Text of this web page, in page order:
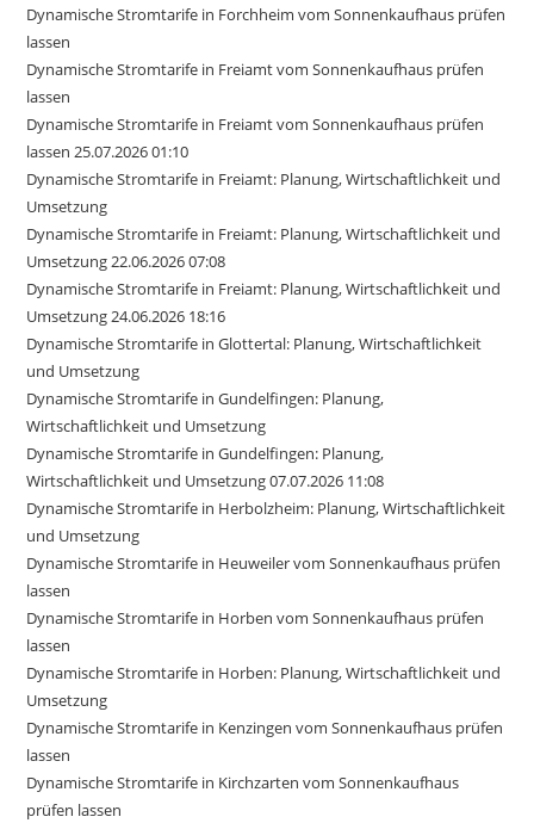
Dynamische Stromtarife in Forchheim vom Sonnenkaufhaus prüfen
lassen
Dynamische Stromtarife in Freiamt vom Sonnenkaufhaus prüfen
lassen
Dynamische Stromtarife in Freiamt vom Sonnenkaufhaus prüfen
lassen 25.07.2026 01:10
Dynamische Stromtarife in Freiamt: Planung, Wirtschaftlichkeit und
Umsetzung
Dynamische Stromtarife in Freiamt: Planung, Wirtschaftlichkeit und
Umsetzung 22.06.2026 07:08
Dynamische Stromtarife in Freiamt: Planung, Wirtschaftlichkeit und
Umsetzung 24.06.2026 18:16
Dynamische Stromtarife in Glottertal: Planung, Wirtschaftlichkeit
und Umsetzung
Dynamische Stromtarife in Gundelfingen: Planung,
Wirtschaftlichkeit und Umsetzung
Dynamische Stromtarife in Gundelfingen: Planung,
Wirtschaftlichkeit und Umsetzung 07.07.2026 11:08
Dynamische Stromtarife in Herbolzheim: Planung, Wirtschaftlichkeit
und Umsetzung
Dynamische Stromtarife in Heuweiler vom Sonnenkaufhaus prüfen
lassen
Dynamische Stromtarife in Horben vom Sonnenkaufhaus prüfen
lassen
Dynamische Stromtarife in Horben: Planung, Wirtschaftlichkeit und
Umsetzung
Dynamische Stromtarife in Kenzingen vom Sonnenkaufhaus prüfen
lassen
Dynamische Stromtarife in Kirchzarten vom Sonnenkaufhaus
prüfen lassen